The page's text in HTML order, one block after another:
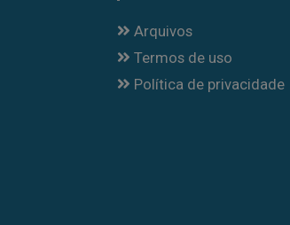
Arquivos
Termos de uso
Política de privacidade